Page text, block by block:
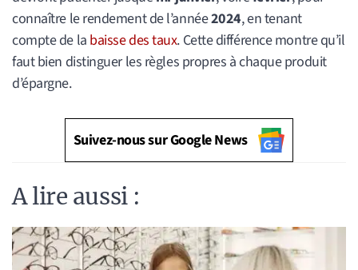
connaître le rendement de l’année2024, en tenant
compte de la baisse des taux. Cette différence montre qu’il
faut bien distinguer les règles propres à chaque produit
d’épargne.
Suivez-nous sur Google News
A lire aussi :